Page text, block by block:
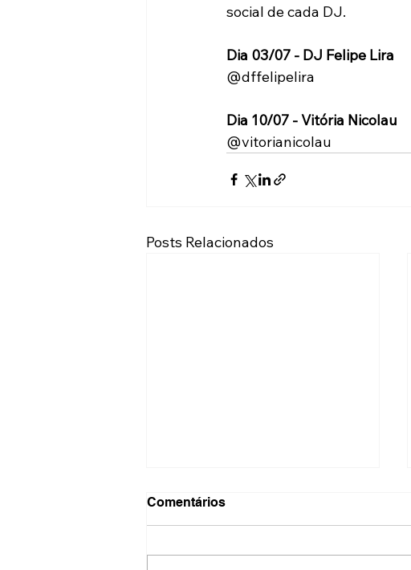
social de cada DJ.
Dia 03/07 - DJ Felipe Lira
@dffelipelira
Dia 10/07 - Vitória Nicolau
@vitorianicolau
Posts Relacionados
Comentários